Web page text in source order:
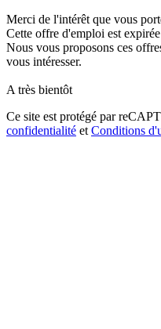
Merci de l'intérêt que vous
Cette offre d'emploi est
Nous vous proposons ces
vous intéresser.
A très bientôt
Ce site est protégé par
confidentialité et Conditions